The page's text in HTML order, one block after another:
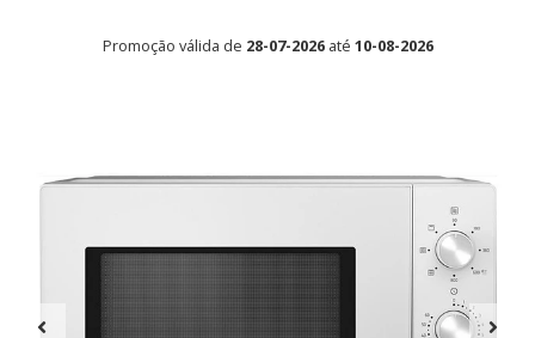
Promoção válida de 28-07-2026até 10-08-2026